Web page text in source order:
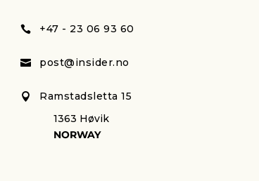
 +47 - 23 06 93 60
 post@insider.no

Ramstadsletta 15
1363 Høvik
NORWAY